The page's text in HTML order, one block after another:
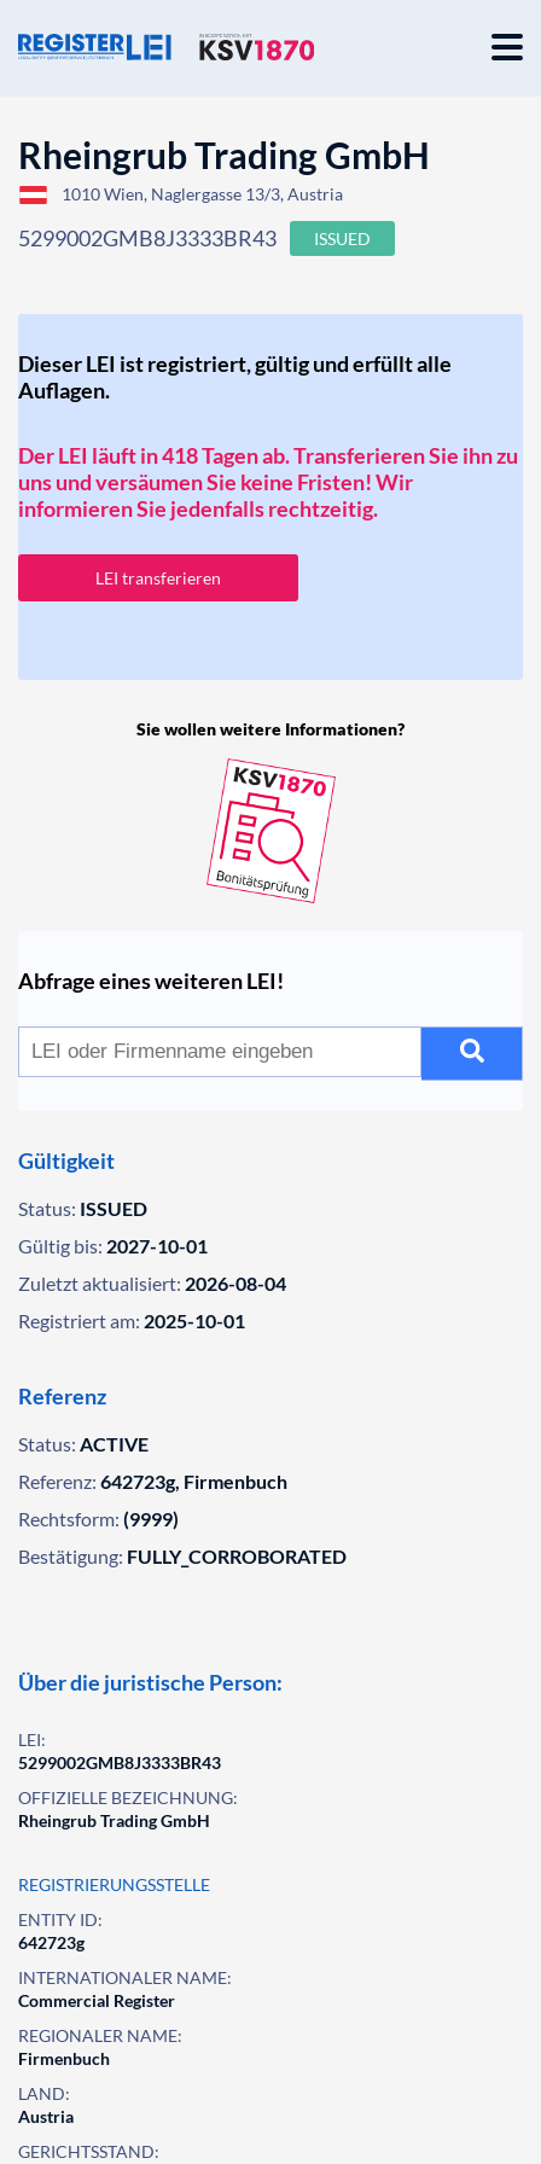
Rheingrub Trading GmbH
1010 Wien, Naglergasse 13/3, Austria
5299002GMB8J3333BR43 ISSUED
Dieser LEI ist registriert, gültig und erfüllt alle
Auflagen.
Der LEI läuft in 418 Tagen ab. Transferieren Sie ihn zu
uns und versäumen Sie keine Fristen! Wir
informieren Sie jedenfalls rechtzeitig.
LEI transferieren
Sie wollen weitere Informationen?
Abfrage eines weiteren LEI!
Gültigkeit
Status: ISSUED
Gültig bis: 2027-10-01
Zuletzt aktualisiert: 2026-08-04
Registriert am: 2025-10-01
Referenz
Status: ACTIVE
Referenz: 642723g, Firmenbuch
Rechtsform: (9999)
Bestätigung: FULLY_CORROBORATED
Über die juristische Person:
LEI:
5299002GMB8J3333BR43
OFFIZIELLE BEZEICHNUNG:
Rheingrub Trading GmbH
REGISTRIERUNGSSTELLE
ENTITY ID:
642723g
INTERNATIONALER NAME:
Commercial Register
REGIONALER NAME:
Firmenbuch
LAND:
Austria
GERICHTSSTAND: